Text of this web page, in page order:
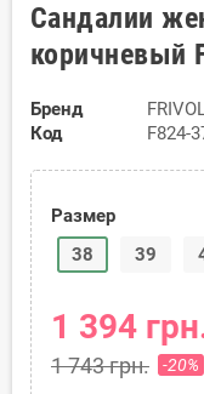
Сандалии
коричневый
Бренд
Код
F824-
Размер
38
39
1 394
1 743 грн. -20%